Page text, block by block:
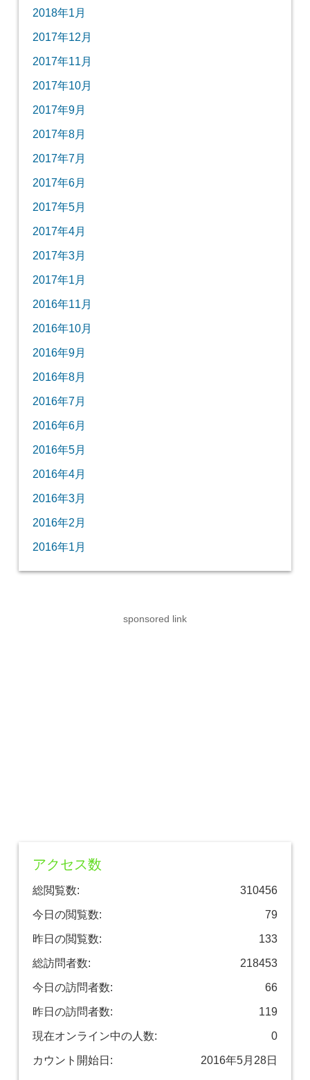
2018年1月
2017年12月
2017年11月
2017年10月
2017年9月
2017年8月
2017年7月
2017年6月
2017年5月
2017年4月
2017年3月
2017年1月
2016年11月
2016年10月
2016年9月
2016年8月
2016年7月
2016年6月
2016年5月
2016年4月
2016年3月
2016年2月
2016年1月
sponsored link
アクセス数
310456
総閲覧数:
79
今日の閲覧数:
133
昨日の閲覧数:
218453
総訪問者数:
66
今日の訪問者数:
119
昨日の訪問者数:
0
現在オンライン中の人数:
2016年5月28日
カウント開始日: